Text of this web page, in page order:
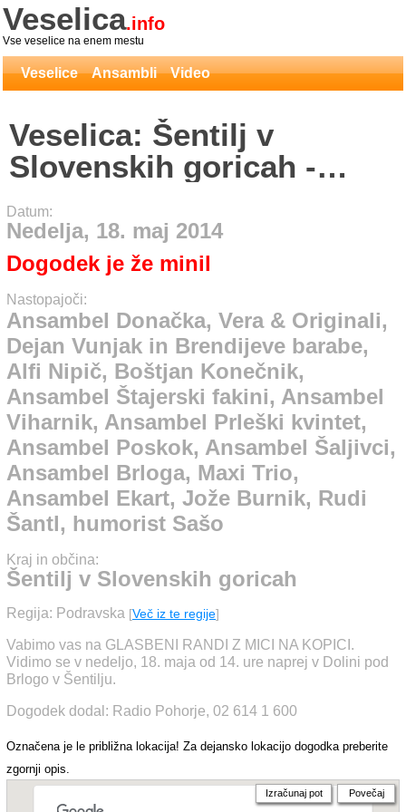
Veselica.info
Vse veselice na enem mestu
Veselice Ansambli Video
Veselica: Šentilj v
Slovenskih goricah -
Ansambel Donačka, Vera
& Originali, Dejan Vunjak
in Brendijeve barabe, Alfi
Nipič, Boštjan Konečnik,
Ansambel Štajerski
fakini, Ansambel
Viharnik, Ansambel
Prleški kvintet, Ansambel
Poskok, Ansambel
Šaljivci, Ansambel
Brloga, Maxi Trio,
Ansambel Ekart, Jože
Burnik, Rudi Šantl,
humorist Sašo
Datum:
Nedelja, 18. maj 2014
Dogodek je že minil
Nastopajoči:
Ansambel Donačka, Vera & Originali,
Dejan Vunjak in Brendijeve barabe,
Alfi Nipič, Boštjan Konečnik,
Ansambel Štajerski fakini, Ansambel
Viharnik, Ansambel Prleški kvintet,
Ansambel Poskok, Ansambel Šaljivci,
Ansambel Brloga, Maxi Trio,
Ansambel Ekart, Jože Burnik, Rudi
Šantl, humorist Sašo
Kraj in občina:
Šentilj v Slovenskih goricah
Regija: Podravska [Več iz te regije]
Vabimo vas na GLASBENI RANDI Z MICI NA KOPICI.
Vidimo se v nedeljo, 18. maja od 14. ure naprej v Dolini pod
Brlogo v Šentilju.
Dogodek dodal: Radio Pohorje, 02 614 1 600
Označena je le približna lokacija! Za dejansko lokacijo dogodka preberite
zgornji opis.
Izračunaj pot Povečaj